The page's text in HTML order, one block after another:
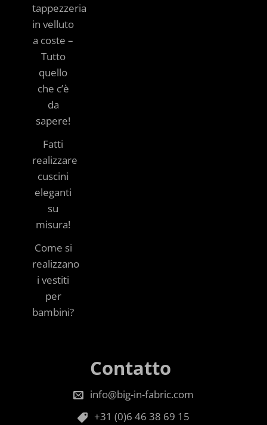
tappezzeria
in velluto
a coste –
Tutto
quello
che c’è
da
sapere!
Fatti
realizzare
cuscini
eleganti
su
misura!
Come si
realizzano
i vestiti
per
bambini?
Contatto
info@big-in-fabric.com
+31 (0)6 46 38 69 15